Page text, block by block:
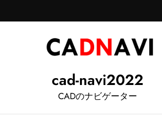
cad-navi2022
CADのナビゲーター